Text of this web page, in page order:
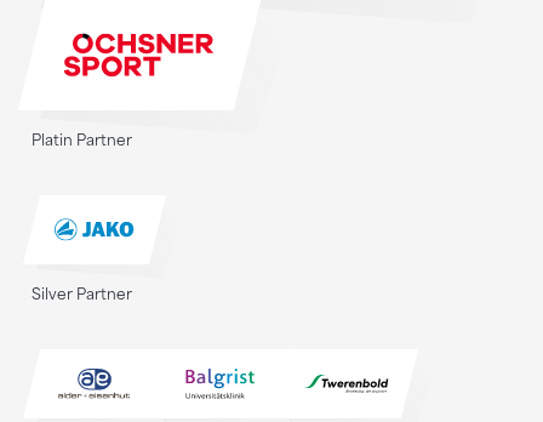
Platin Partner
Silver Partner